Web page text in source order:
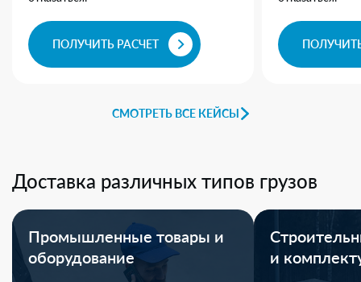
СМОТРЕТЬ ВСЕ КЕЙСЫ
ПОЛУЧИТЬ РАСЧЕТ
Доставка различных типов грузов
Промышленные товары и
оборудование
и